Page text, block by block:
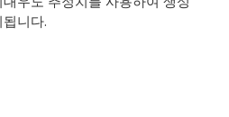
니다.